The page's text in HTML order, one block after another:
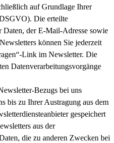
auf Grundlage Ihrer
Die erteilte
der E-Mail-Adresse sowie
können Sie jederzeit
Link im Newsletter. Die
Datenverarbeitungsvorgänge
Bezugs bei uns
bis zu Ihrer Austragung aus dem
gespeichert
aus der
die zu anderen Zwecken bei